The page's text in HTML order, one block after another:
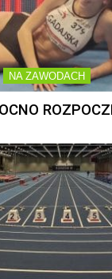
NA ZAWODACH